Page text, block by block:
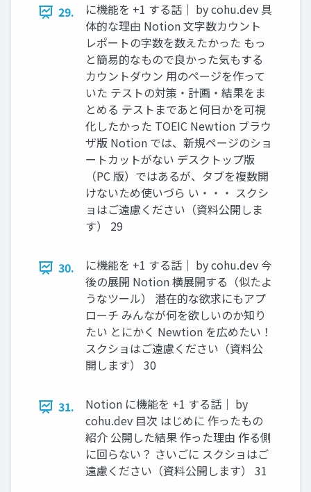
29.
に機能を +1 する話｜ by cohu.dev 具
体的な理由 Notion 文字数カウント
レポートの字数を数えたかった もっ
と簡易的なもので良かった気もする
カウントダウン 用のページを作って
いた テストの対策・計画・結果をま
とめる テストまであと何日かを可視
化したかった TOEIC Newtion ブラウ
ザ版 Notion では、新規ページのショ
ートカットがない デスクトップ版
（PC 版）ではあるが、タブを複数開
けないため使いづら い・・・ スクシ
ョはご遠慮ください（資料公開しま
す） 29
30.
に機能を +1 する話｜ by cohu.dev 今
後の展開 Notion 横展開する（似たよ
うなツール） 潜在的な欲求にもアプ
ローチ みんなが何を欲しいのか知り
たい とにかく Newtion を広めたい！
スクショはご遠慮ください（資料公
開します） 30
31.
Notion に機能を +1 する話｜ by
cohu.dev 目次 はじめに 作ったもの
紹介 公開した結果 作った理由 作る側
に回らない？ さいごに スクショはご
遠慮ください（資料公開します） 31